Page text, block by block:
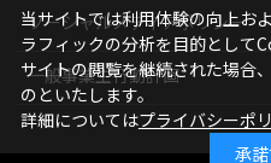
ソーシャルメディアポリシー
一般事業主行動計画
当サイトでは利用体験の向上お
ラフィックの分析を目的として
サイトの閲覧を継続された場合
のといたします。
詳細についてはプライバシーポ
承